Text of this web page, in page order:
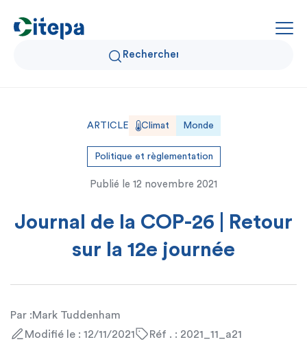
Qui sommes-nous ?
Données Air et Climat
Expertise et solutions
ARTICLE Climat Monde
Politique et règlementation
Publié le 12 novembre 2021
Journal de la COP-26 | Retour
sur la 12e journée
Par :Mark Tuddenham
Modifié le : 12/11/2021
Réf . : 2021_11_a21